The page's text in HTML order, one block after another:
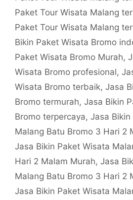
Paket Tour Wisata Malang
Paket Tour Wisata Malang
Bikin Paket Wisata Bromo
Paket Wisata Bromo Murah,
Wisata Bromo profesional,
Wisata Bromo terbaik, Jasa
Bromo termurah, Jasa Bikin
Bromo terpercaya, Jasa
Malang Batu Bromo 3 Hari 2
Jasa Bikin Paket Wisata
Hari 2 Malam Murah, Jasa
Malang Batu Bromo 3 Hari 2
Jasa Bikin Paket Wisata